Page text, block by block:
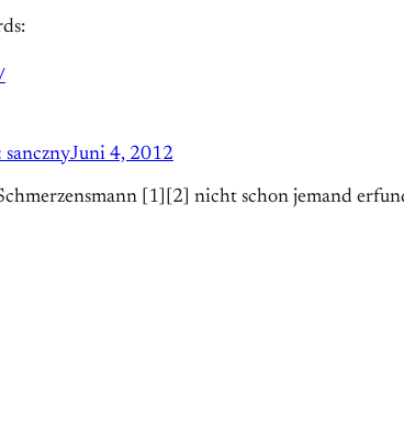
Juni 4, 2012
[1][2] nicht schon jemand